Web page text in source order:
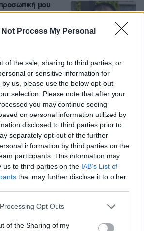
Not Process My Personal
of the sale, sharing to third parties, or
or sensitive information for
us, please use the below opt-out
selection. Please note that after your
you may continue seeing
on personal information utilized by
disclosed to third parties prior to
separately opt-out of the further
information by third parties on the
participants. This information may
us to third parties on the IAB’s List of
that may further disclose it to other
website/app uses one or more Google
or usage behaviour. You may click to
Opt Outs
of the Sharing of my
μου
αντικείμενο
Ο
τη
σκυλιού με
δεν
άρρωστο
173